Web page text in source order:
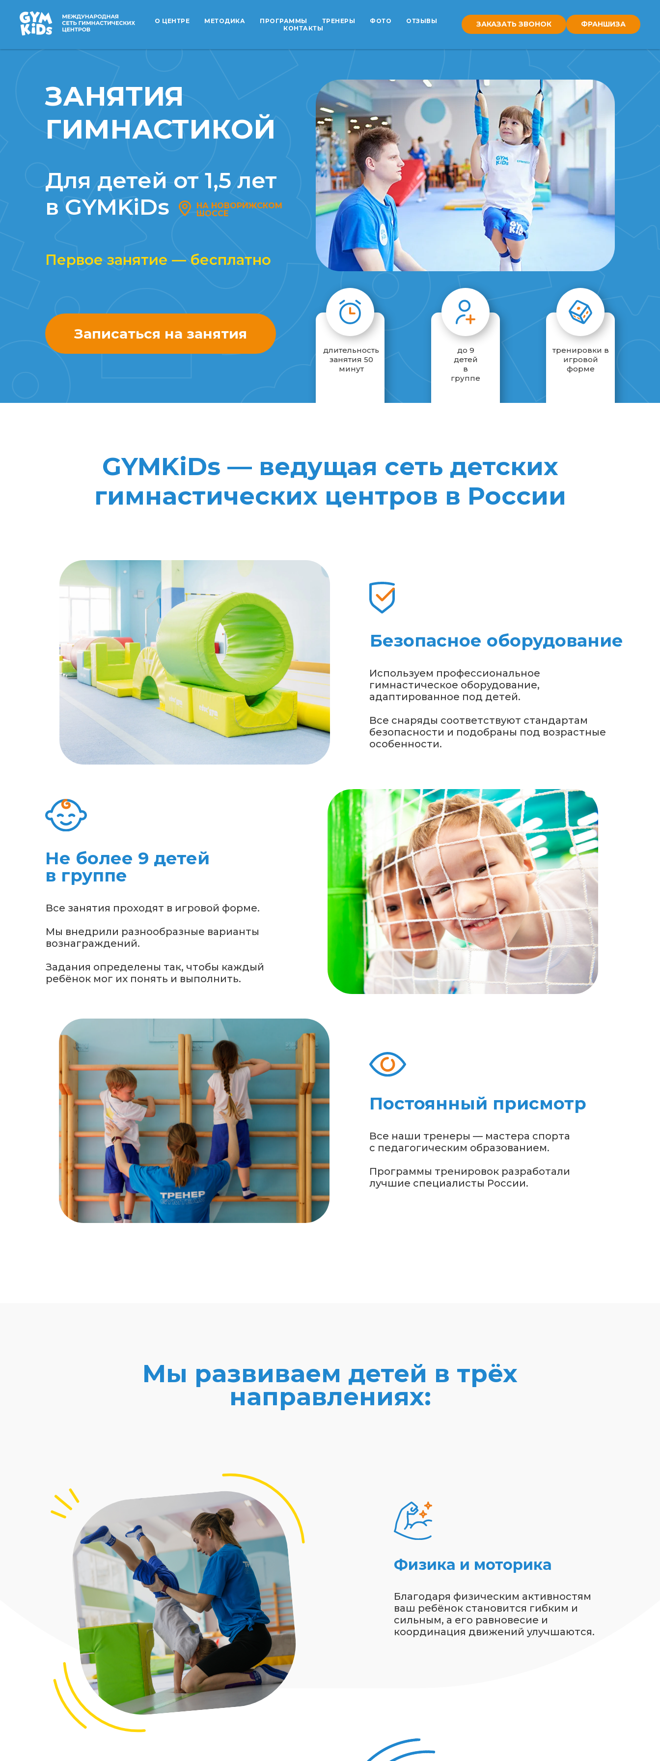
О ЦЕНТРЕ МЕТОДИКА ПРОГРАММЫ ТРЕНЕРЫ ФОТО
ОТЗЫВЫ
КОНТАКТЫ
ЗАКАЗАТЬ ЗВОНОК ФРАНШИЗА
Записаться на занятия
Первое занятие — бесплатно
Для детей от 1,5 лет
в GYMKiDs
ЗАНЯТИЯ
ГИМНАСТИКОЙ
НА НОВОРИЖСКОМ
ШОССЕ
тренировки в
игровой
форме
длительность
занятия 50
минут
до 9
детей
в
группе
GYMKiDs — ведущая сеть детских
гимнастических центров в России
Безопасное оборудование
Используем профессиональное
гимнастическое оборудование,
адаптированное под детей.
Все снаряды соответствуют стандартам
безопасности и подобраны под возрастные
особенности.
Не более 9 детей
в группе
Все занятия проходят в игровой форме.
Мы внедрили разнообразные варианты
вознаграждений.
Задания определены так, чтобы каждый
ребёнок мог их понять и выполнить.
Постоянный присмотр
Все наши тренеры — мастера спорта
с педагогическим образованием.
Программы тренировок разработали
лучшие специалисты России.
Физика и моторика
Благодаря физическим активностям
ваш ребёнок становится гибким и
сильным, а его равновесие и
координация движений улучшаются.
Мы развиваем детей в трёх
направлениях: